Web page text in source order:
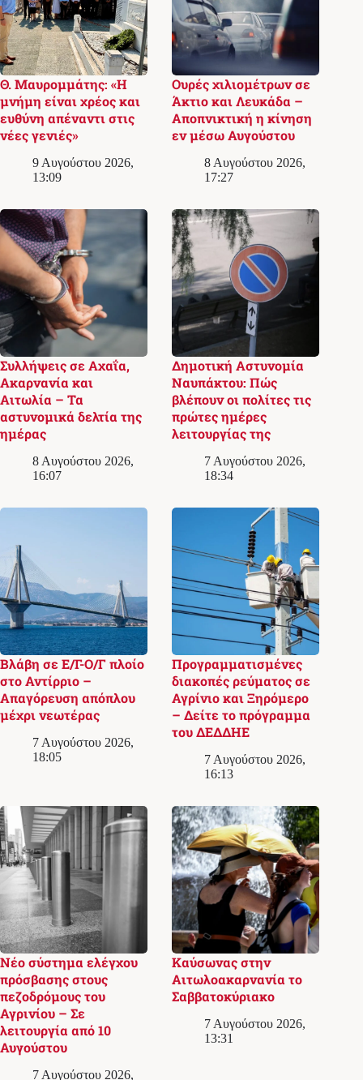
Θ. Μαυρομμάτης: «Η
μνήμη είναι χρέος και
ευθύνη απέναντι στις
νέες γενιές»
9 Αυγούστου 2026,
13:09
Ουρές χιλιομέτρων σε
Άκτιο και Λευκάδα –
Αποπνικτική η κίνηση
εν μέσω Αυγούστου
8 Αυγούστου 2026,
17:27
Συλλήψεις σε Αχαΐα,
Ακαρνανία και
Αιτωλία – Τα
αστυνομικά δελτία της
ημέρας
8 Αυγούστου 2026,
16:07
Δημοτική Αστυνομία
Ναυπάκτου: Πώς
βλέπουν οι πολίτες τις
πρώτες ημέρες
λειτουργίας της
7 Αυγούστου 2026,
18:34
Βλάβη σε Ε/Γ-Ο/Γ πλοίο
στο Αντίρριο –
Απαγόρευση απόπλου
μέχρι νεωτέρας
7 Αυγούστου 2026,
18:05
Προγραμματισμένες
διακοπές ρεύματος σε
Αγρίνιο και Ξηρόμερο
– Δείτε το πρόγραμμα
του ΔΕΔΔΗΕ
7 Αυγούστου 2026,
16:13
Νέο σύστημα ελέγχου
πρόσβασης στους
πεζοδρόμους του
Αγρινίου – Σε
λειτουργία από 10
Αυγούστου
7 Αυγούστου 2026,
Καύσωνας στην
Αιτωλοακαρνανία το
Σαββατοκύριακο
7 Αυγούστου 2026,
13:31